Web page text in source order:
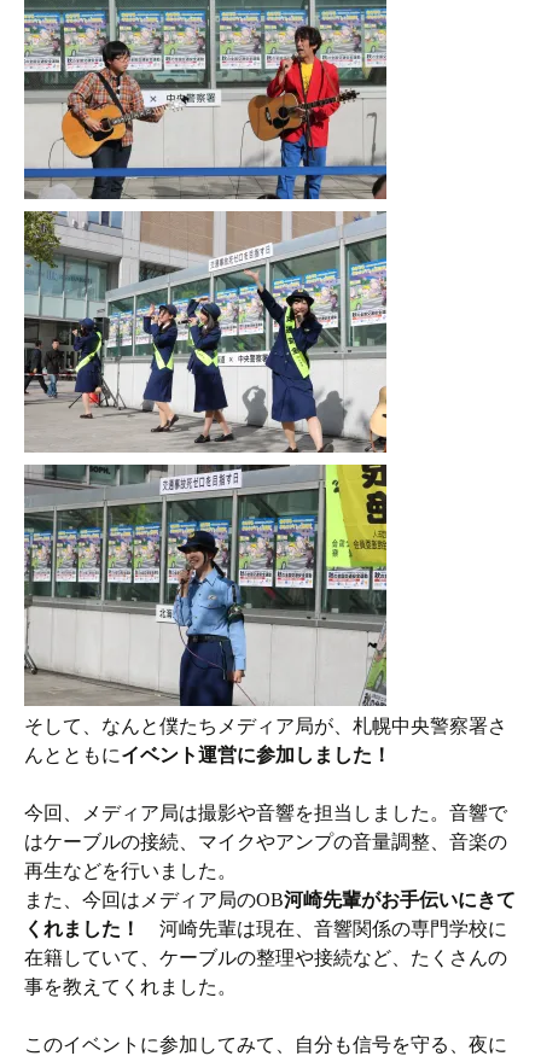
そして、なんと僕たちメディア局が、札幌中央警察署さ
んとともにイベント運営に参加しました！
今回、メディア局は撮影や音響を担当しました。音響で
はケーブルの接続、マイクやアンプの音量調整、音楽の
再生などを行いました。
また、今回はメディア局のOB河崎先輩がお手伝いにきて
くれました！
河崎先輩は現在、音響関係の専門学校に
在籍していて、ケーブルの整理や接続など、たくさんの
事を教えてくれました。
このイベントに参加してみて、自分も信号を守る、夜に